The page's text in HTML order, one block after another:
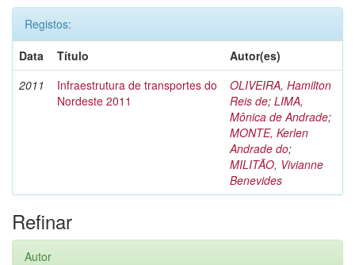
Registos:
Data
Título
Autor(es)
2011
Infraestrutura de transportes do
Nordeste 2011
OLIVEIRA, Hamilton
Reis de; LIMA,
Mônica de Andrade;
MONTE, Kerlen
Andrade do;
MILITÃO, Vivianne
Benevides
Refinar
Autor